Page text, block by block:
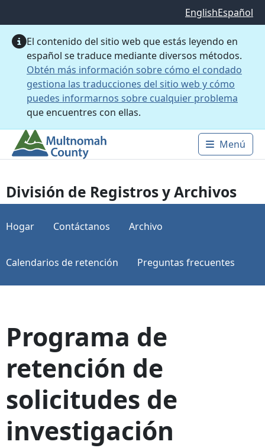
EnglishEspañol
El contenido del sitio web que estás leyendo en
español se traduce mediante diversos métodos.
Obtén más información sobre cómo el condado
gestiona las traducciones del sitio web y cómo
puedes informarnos sobre cualquier problema
que encuentres con ellas.
Main
Menú
División de Registros y Archivos
Hogar Contáctanos Archivo
Calendarios de retención Preguntas frecuentes
Programa de
retención de
solicitudes de
investigación